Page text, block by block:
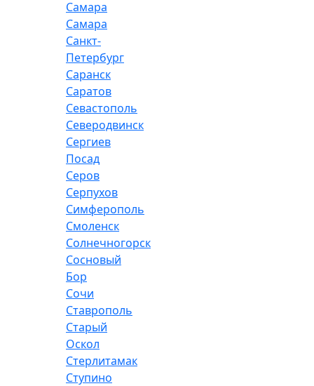
Самара
Самара
Санкт-
Петербург
Саранск
Саратов
Севастополь
Северодвинск
Сергиев
Посад
Серов
Серпухов
Симферополь
Смоленск
Солнечногорск
Сосновый
Бор
Сочи
Ставрополь
Старый
Оскол
Стерлитамак
Ступино